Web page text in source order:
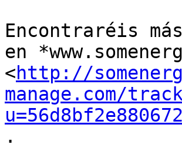
Encontraréis
en
<http://
manage.com/
.